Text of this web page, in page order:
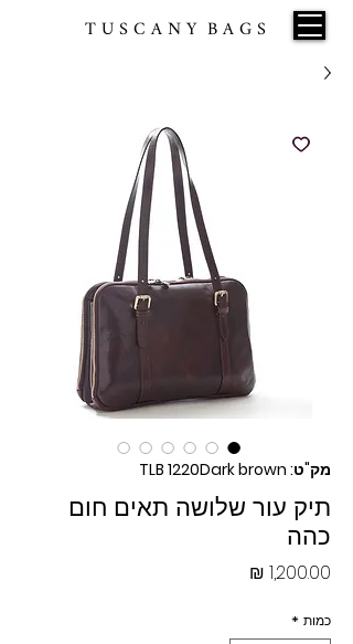
T U S C A N Y B A G S
מק"ט: TLB 1220Dark brown
תיק עור שלושה תאים חום
כהה
כמות *